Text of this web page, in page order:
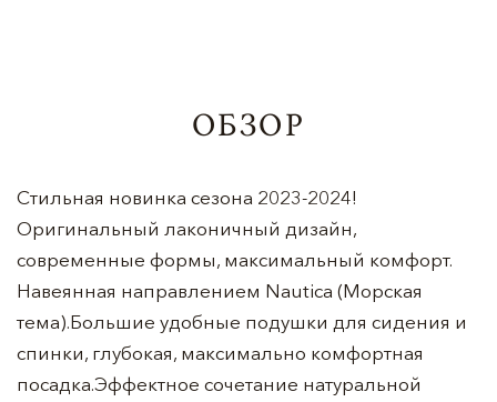
ОБЗОР
Стильная новинка сезона 2023-2024!
Оригинальный лаконичный дизайн,
современные формы, максимальный комфорт.
Навеянная направлением Nautica (Морская
тема).Большие удобные подушки для сидения и
спинки, глубокая, максимально комфортная
посадка.Эффектное сочетание натуральной